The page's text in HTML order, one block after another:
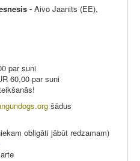
- Aivo Jaanits (EE),
par suni
60,00 par suni
šādus
obligāti jābūt redzamam)